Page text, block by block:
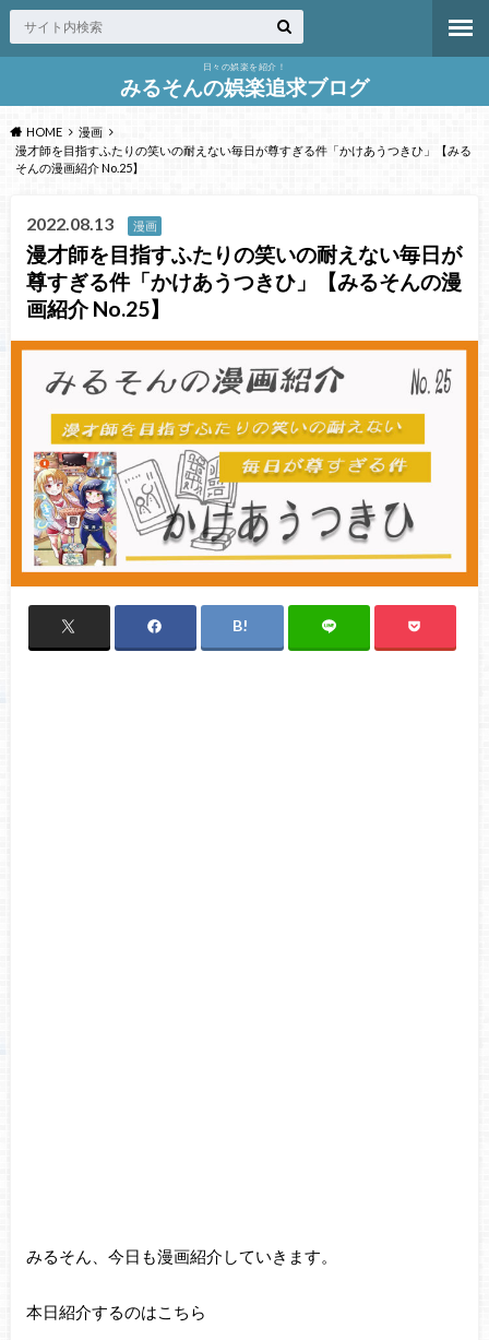
日々の娯楽を紹介！
みるそんの娯楽追求ブログ
HOME
漫画
漫才師を目指すふたりの笑いの耐えない毎日が尊すぎる件「かけあうつきひ」【みる
そんの漫画紹介 No.25】
2022.08.13 漫画
漫才師を目指すふたりの笑いの耐えない毎日が
尊すぎる件「かけあうつきひ」【みるそんの漫
画紹介 No.25】
みるそん、今日も漫画紹介していきます。
本日紹介するのはこちら